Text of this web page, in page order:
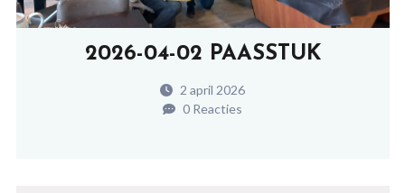
2026-04-02 PAASSTUK
2 april 2026
0 Reacties